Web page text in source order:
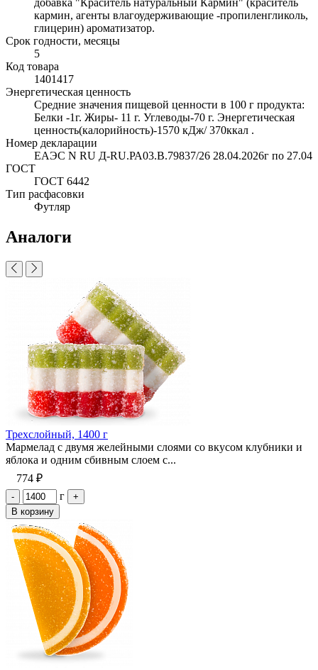
кармин, агенты влагоудерживающие -пропиленгликоль,
глицерин) ароматизатор.
Срок годности, месяцы
5
Код товара
1401417
Энергетическая ценность
Средние значения пищевой ценности в 100 г продукта:
Белки -1г. Жиры- 11 г. Углеводы-70 г. Энергетическая
ценность(калорийность)-1570 кДж/ 370ккал .
Номер декларации
ЕАЭС N RU Д-RU.РА03.В.79837/26 28.04.2026г по 27.04
ГОСТ
ГОСТ 6442
Тип расфасовки
Футляр
Аналоги
Трехслойный, 1400 г
Мармелад с двумя желейными слоями со вкусом клубники и
яблока и одним сбивным слоем с...
774 ₽
- г
+
В корзину